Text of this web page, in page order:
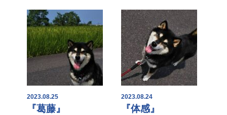
2023.08.25
『葛藤』
2023.08.24
『体感』